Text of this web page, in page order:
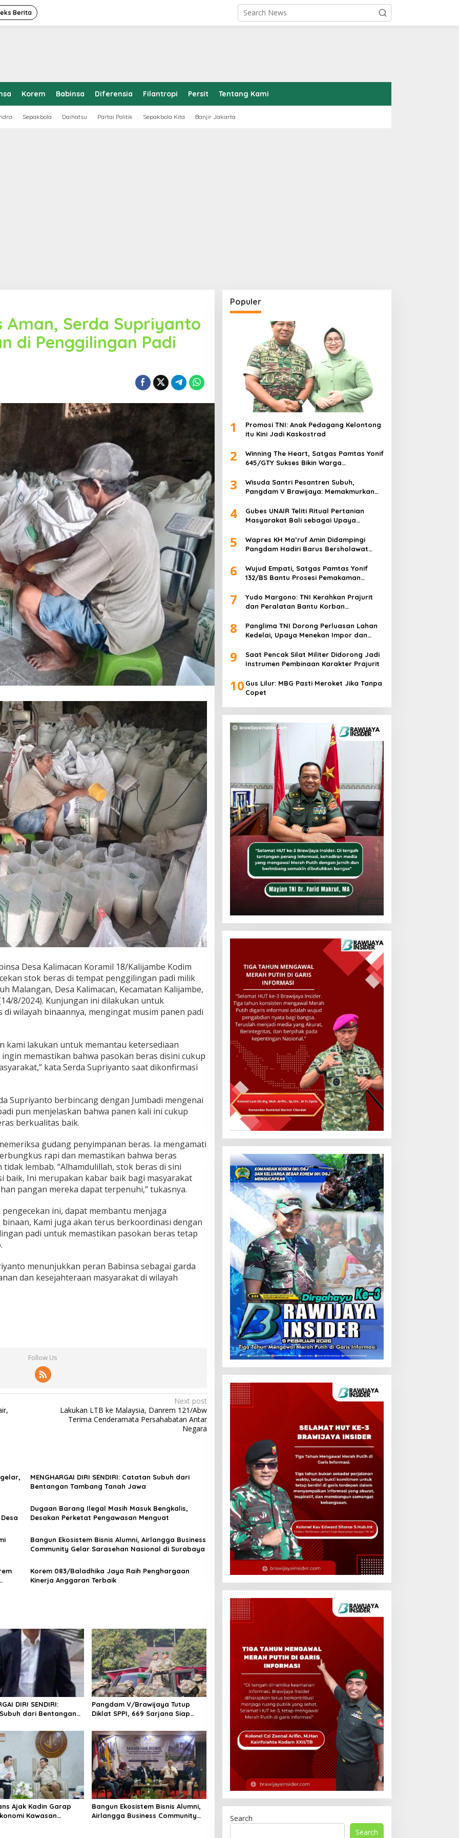
Berita
Korem Babinsa Diferensia Filantropi Persit Tentang Kami
Sepakbola Daihatsu Partai Politik Sepakbola Kita Banjir Jakarta
Aman, Serda Supriyanto
di Penggilingan Padi
Desa Kalimacan Koramil 18/Kalijambe Kodim
stok beras di tempat penggilingan padi milik
Malangan, Desa Kalimacan, Kecamatan Kalijambe,
8/2024). Kunjungan ini dilakukan untuk
wilayah binaannya, mengingat musim panen padi
kami lakukan untuk memantau ketersediaan
memastikan bahwa pasokan beras disini cukup
kata Serda Supriyanto saat dikonfirmasi
Supriyanto berbincang dengan Jumbadi mengenai
pun menjelaskan bahwa panen kali ini cukup
berkualitas baik.
gudang penyimpanan beras. Ia mengamati
rapi dan memastikan bahwa beras
lembab. “Alhamdulillah, stok beras di sini
baik, Ini merupakan kabar baik bagi masyarakat
pangan mereka dapat terpenuhi,” tukasnya.
ini, dapat membantu menjaga
Kami juga akan terus berkoordinasi dengan
padi untuk memastikan pasokan beras tetap
menunjukkan peran Babinsa sebagai garda
dan kesejahteraan masyarakat di wilayah
Follow Us
Next post
Lakukan LTB ke Malaysia, Danrem 121/Abw
Terima Cenderamata Persahabatan Antar
Negara
MENGHARGAI DIRI SENDIRI: Catatan Subuh dari
Bentangan Tambang Tanah Jawa
Dugaan Barang Ilegal Masih Masuk Bengkalis,
Desakan Perketat Pengawasan Menguat
Bangun Ekosistem Bisnis Alumni, Airlangga Business
Community Gelar Sarasehan Nasional di Surabaya
Korem 083/Baladhika Jaya Raih Penghargaan
Kinerja Anggaran Terbaik
DIRI SENDIRI:
dari Bentangan
Pangdam V/Brawijaya Tutup
Diklat SPPI, 669 Sarjana Siap
Desa
Ajak Kadin Garap
Kawasan
Bangun Ekosistem Bisnis Alumni,
Airlangga Business Community
Populer
1
Promosi TNI: Anak Pedagang Kelontong
itu Kini Jadi Kaskostrad
2
Winning The Heart, Satgas Pamtas Yonif
645/GTY Sukses Bikin Warga
3
Wisuda Santri Pesantren Subuh,
Pangdam V Brawijaya: Memakmurkan
4
Gubes UNAIR Teliti Ritual Pertanian
Masyarakat Bali sebagai Upaya
5
Wapres KH Ma’ruf Amin Didampingi
Pangdam Hadiri Barus Bersholawat
6
Wujud Empati, Satgas Pamtas Yonif
132/BS Bantu Prosesi Pemakaman
7
Yudo Margono: TNI Kerahkan Prajurit
dan Peralatan Bantu Korban
8
Panglima TNI Dorong Perluasan Lahan
Kedelai, Upaya Menekan Impor dan
9
Saat Pencak Silat Militer Didorong Jadi
Instrumen Pembinaan Karakter Prajurit
10 Gus Lilur: MBG Pasti Meroket Jika Tanpa
Copet
Search
Search